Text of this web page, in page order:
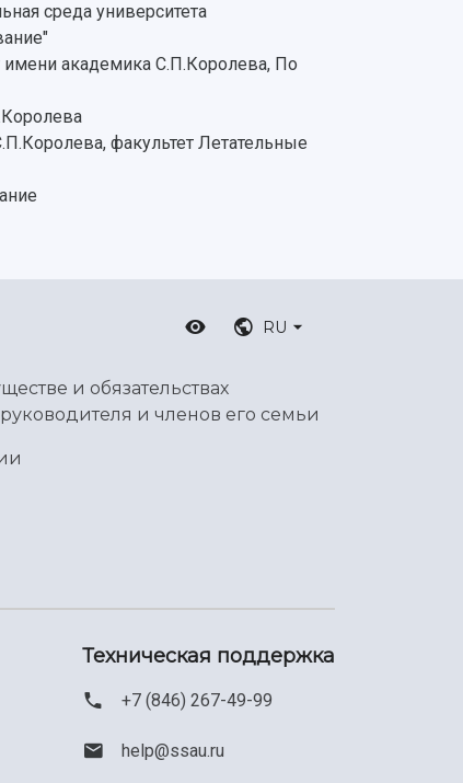
среда университета
имени академика С.П.Королева, По
факультет Летательные
RU
и обязательствах
и членов его семьи
Техническая поддержка
+7 (846) 267-49-99
help@ssau.ru